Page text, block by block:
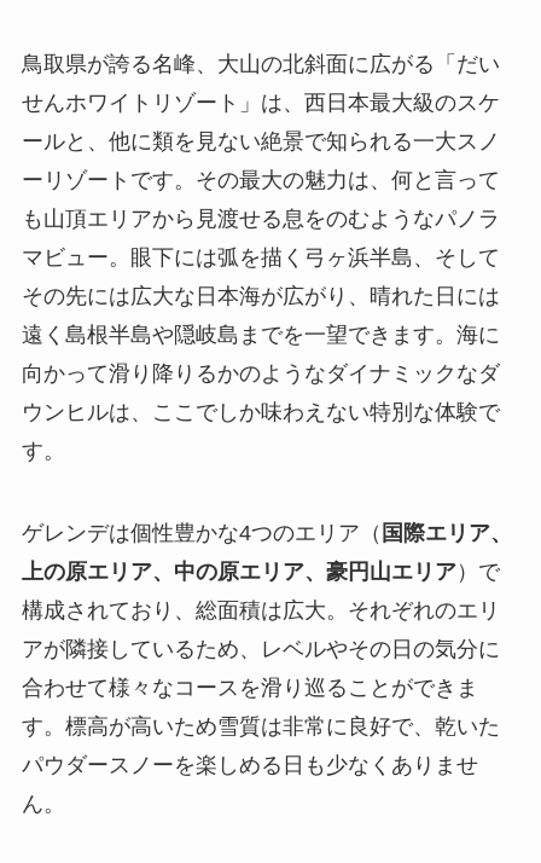
鳥取県が誇る名峰、大山の北斜面に広がる「だい
せんホワイトリゾート」は、西日本最大級のスケ
ールと、他に類を見ない絶景で知られる一大スノ
ーリゾートです。その最大の魅力は、何と言って
も山頂エリアから見渡せる息をのむようなパノラ
マビュー。眼下には弧を描く弓ヶ浜半島、そして
その先には広大な日本海が広がり、晴れた日には
遠く島根半島や隠岐島までを一望できます。海に
向かって滑り降りるかのようなダイナミックなダ
ウンヒルは、ここでしか味わえない特別な体験で
す。
ゲレンデは個性豊かな4つのエリア（ 国際エリア、
上の原エリア、中の原エリア、豪円山エリア）で
構成されており、総面積は広大。それぞれのエリ
アが隣接しているため、レベルやその日の気分に
合わせて様々なコースを滑り巡ることができま
す。標高が高いため雪質は非常に良好で、乾いた
パウダースノーを楽しめる日も少なくありませ
ん。